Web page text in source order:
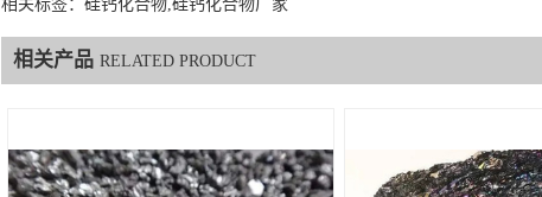
相关标签：硅钙化合物,硅钙化合物厂家
相关产品 RELATED PRODUCT